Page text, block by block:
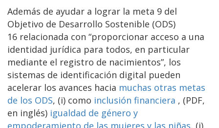
Además de ayudar a lograr la meta 9 del
Objetivo de Desarrollo Sostenible (ODS)
16 relacionada con “proporcionar acceso a una
identidad jurídica para todos, en particular
mediante el registro de nacimientos”, los
sistemas de identificación digital pueden
acelerar los avances hacia muchas otras metas
de los ODS, (i) como inclusión financiera , (PDF,
en inglés) igualdad de género y
empoderamiento de las mujeres y las niñas, (i)